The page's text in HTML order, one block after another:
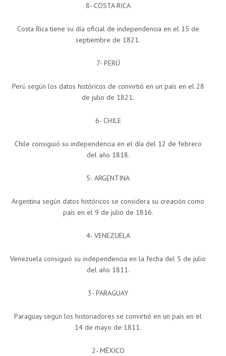
8- COSTA RICA
Costa Rica tiene su día oficial de independencia en el 15 de
septiembre de 1821.
7- PERÚ
Perú según los datos históricos de convirtió en un país en el 28
de julio de 1821.
6- CHILE
Chile consiguió su independencia en el día del 12 de febrero
del año 1818.
5- ARGENTINA
Argentina según datos históricos se considera su creación como
país en el 9 de julio de 1816.
4- VENEZUELA
Venezuela consiguió su independencia en la fecha del 5 de julio
del año 1811.
3- PARAGUAY
Paraguay según los historiadores se convirtió en un país en el
14 de mayo de 1811.
2- MÉXICO